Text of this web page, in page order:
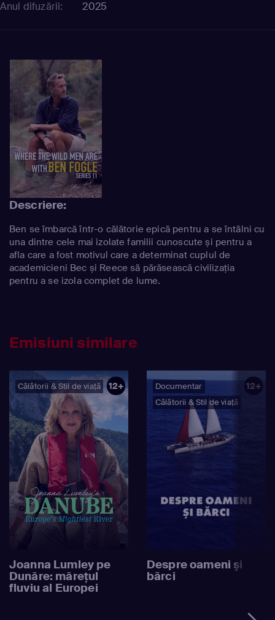
Anul difuzării:
2025
Descriere:
Ben se îmbarcă într-o călătorie epică pentru a se întâlni cu
una dintre cele mai izolate familii cunoscute și pentru a
afla care a fost motivul care a determinat cuplul de
academicieni Bec și Reece să părăsească civilizația
pentru a se izola complet de lume.
Emisiuni similare
Călătorii & Stil de viață 12+
Joanna Lumley pe
Dunăre: mărețul
fluviu al Europei
Documentar
Călătorii & Stil de viață
12+
Despre oameni şi
bărci